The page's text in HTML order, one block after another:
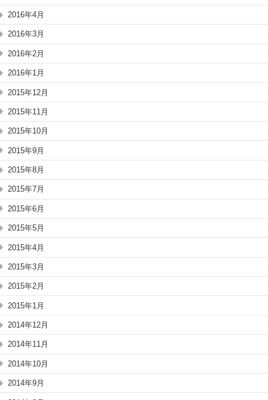
2016年4月
2016年3月
2016年2月
2016年1月
2015年12月
2015年11月
2015年10月
2015年9月
2015年8月
2015年7月
2015年6月
2015年5月
2015年4月
2015年3月
2015年2月
2015年1月
2014年12月
2014年11月
2014年10月
2014年9月